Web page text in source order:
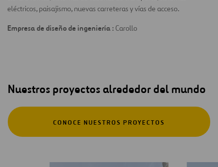
eléctricos, paisajismo, nuevas carreteras y vías de acceso.
Empresa de diseño de ingeniería : Carollo
Nuestros proyectos alrededor del mundo
CONOCE NUESTROS PROYECTOS